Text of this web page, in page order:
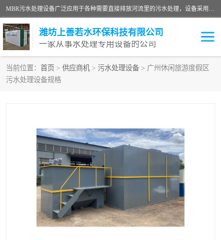
MBR污水处理设备广泛应用于各种需要直接排放河流里的污水处理，设备采用膜生物反应器（Membrane Bioreactor,简称MBR〕技术，取代了传统工艺中的二沉池，它可以*地进行固液分离，得到直接使用的稳定中水，又可在生物池内维持高浓度的微生物量，工艺剩余污泥少，极有效地去除氨氮，出水悬浮物和浊度接近于零，出水中细菌和病毒被大幅度去除，能耗低，占地面积小。
潍坊上善若水环保科技有限公司
一家从事水处理专用设备的公司
当前位置： 首页 > 供应商机 > 污水处理设备 > 广州休闲旅游度假区
污水处理设备规格
污水处理设备
洗涤污水处理设备 实验室污水处理设备
诊所门诊污水处理设备 臭氧消毒设备
养殖污水处理设备 屠宰污水处理设备
一体化污水处理设备 食品制造业污水处理设备
医院辐射污水衰变池